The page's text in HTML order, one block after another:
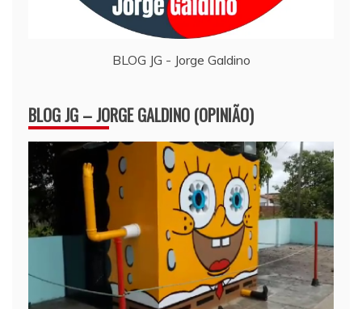
BLOG JG - Jorge Galdino
BLOG JG – JORGE GALDINO (OPINIÃO)